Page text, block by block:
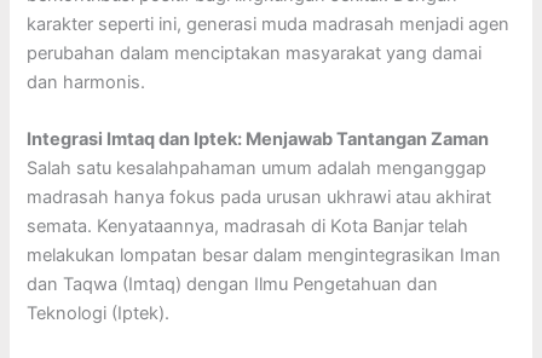
karakter seperti ini, generasi muda madrasah menjadi agen
perubahan dalam menciptakan masyarakat yang damai
dan harmonis.
Integrasi Imtaq dan Iptek: Menjawab Tantangan Zaman
Salah satu kesalahpahaman umum adalah menganggap
madrasah hanya fokus pada urusan ukhrawi atau akhirat
semata. Kenyataannya, madrasah di Kota Banjar telah
melakukan lompatan besar dalam mengintegrasikan Iman
dan Taqwa (Imtaq) dengan Ilmu Pengetahuan dan
Teknologi (Iptek).